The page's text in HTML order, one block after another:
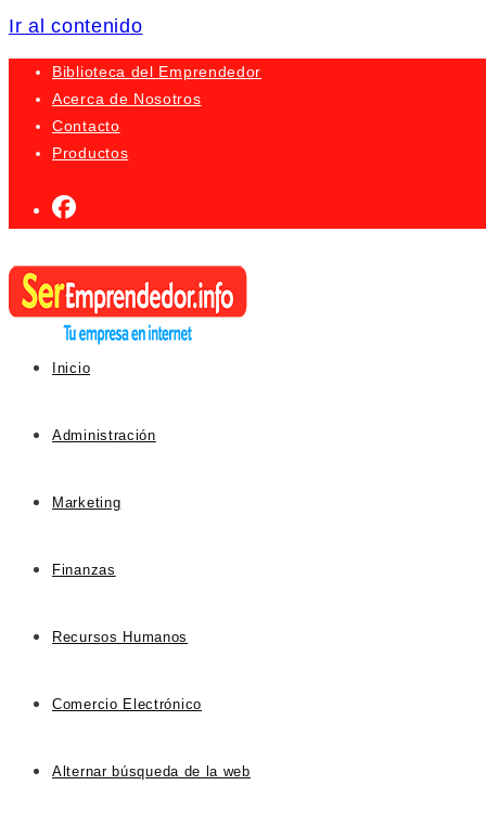
Ir al contenido
Biblioteca del Emprendedor
Acerca de Nosotros
Contacto
Productos
Inicio
Administración
Marketing
Finanzas
Recursos Humanos
Comercio Electrónico
Alternar búsqueda de la web